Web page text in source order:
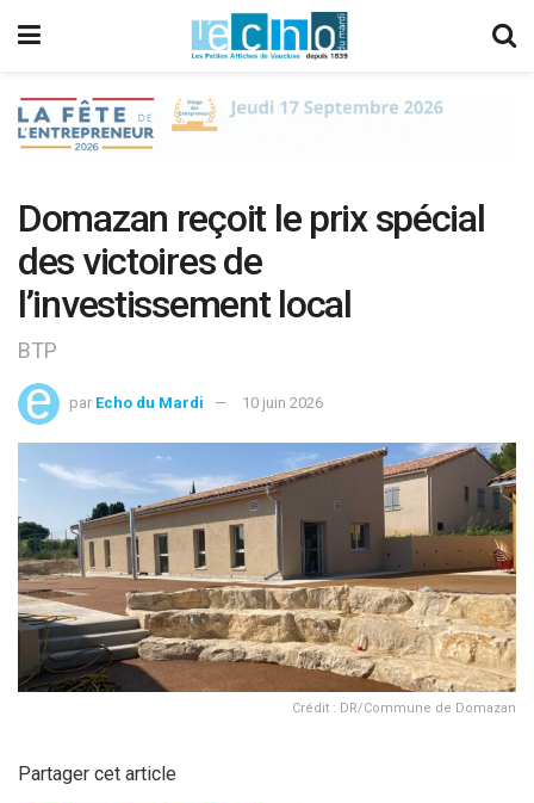
Domazan reçoit le prix spécial
des victoires de
l’investissement local
BTP
par Echo du Mardi 10 juin 2026
Crédit : DR/Commune de Domazan
Partager cet article